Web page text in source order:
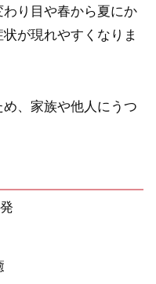
り目や春から夏にか
が現れやすくなりま
、家族や他人にうつ